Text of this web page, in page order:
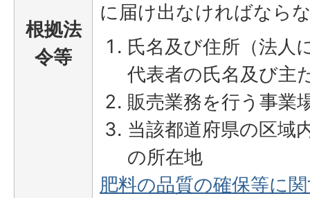
根拠法
令等
に届け出なければなら
氏名及び住所（法人
代表者の氏名及び主
販売業務を行う事業
当該都道府県の区域
の所在地
肥料の品質の確保等に